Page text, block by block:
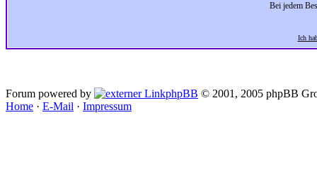
Bei jedem
Ich
Forum powered by phpBB © 2001, 2005 phpBB
Home · E-Mail · Impressum